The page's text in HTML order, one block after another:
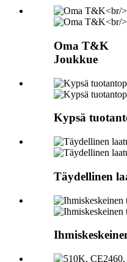
Oma T&K
Joukkue
Kypsä
Täydellinen